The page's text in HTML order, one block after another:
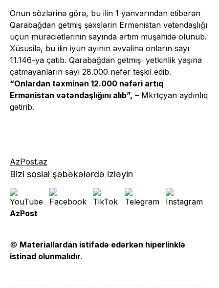
Onun sözlərinə görə, bu ilin 1 yanvarından etibarən
Qarabağdan getmiş şəxslərin Ermənistan vətəndaşlığı
üçün müraciətlərinin sayında artım müşahidə olunub.
Xüsusilə, bu ilin iyun ayının əvvəlinə onların sayı
11.146-ya çatıb. Qarabağdan getmiş yetkinlik yaşına
çatmayanların sayı 28.000 nəfər təşkil edib.
“Onlardan təxminən 12.000 nəfəri artıq
Ermənistan vətəndaşlığını alıb”, – Mkrtçyan aydınlıq
gətirib.
AzPost.az
Bizi sosial şəbəkələrdə izləyin
AzPost
© Materiallardan istifadə edərkən hiperlinklə
istinad olunmalıdır.